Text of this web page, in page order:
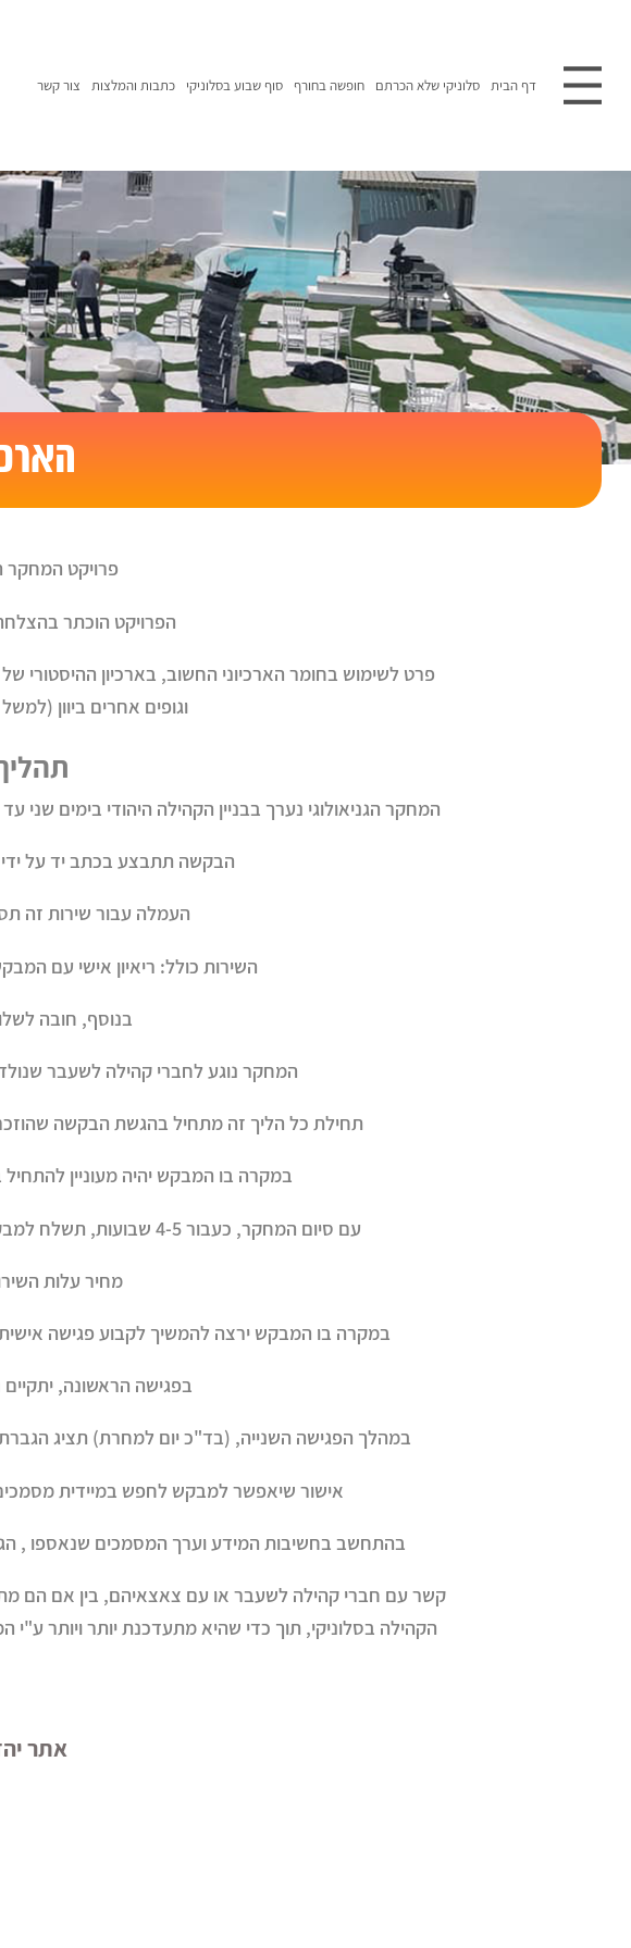
דף הבית סלוניקי שלא הכרתם חופשה בחורף סוף שבוע בסלוניקי כתבות והמלצות צור קשר
פרויקט המחקר
הפרויקט הוכתר
פרט לשימוש בחומר הארכיוני החשוב, בארכיון ההיסטורי
וגופים אחרים ביוון
המחקר הגניאולוגי נערך בבניין הקהילה היהודי בימים שני עד שישי, בין השעות 10:00 עד ל 14:00, על ידי
הבקשה תתבצע בכתב יד על
העמלה עבור שירות זה
השירות כולל: ריאיון אישי עם
בנוסף, חובה
המחקר נוגע לחברי קהילה לשעבר שנולדו,
תחילת כל הליך זה מתחיל בהגשת הבקשה
במקרה בו המבקש יהיה מעוניין
עם סיום המחקר, כעבור 4-5 שבועות, תשלח למבקש, טיוטת אילן היוחסין וד"וח לגבי הממצאים, לדואר האלקטרוני של המבקש.
מחיר עלות
במקרה בו המבקש ירצה להמשיך לקבוע פגישה אישית
בפגישה הראשונה, יתקיים ריאיון שייערך
במהלך הפגישה השנייה, (בד"כ יום למחרת) תציג
אישור שיאפשר למבקש לחפש במיידית מסמכים
בהתחשב בחשיבות המידע וערך המסמכים שנאספו ,
קשר עם חברי קהילה לשעבר או עם צאצאיהם, בין אם הם
הקהילה בסלוניקי, תוך כדי שהיא מתעדכנת יותר ויותר ע"י
אתר